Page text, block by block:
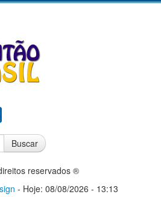
Buscar
reservados ®
- Hoje: 08/08/2026 - 13:13